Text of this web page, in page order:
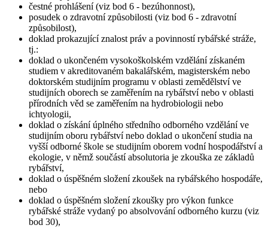
čestné prohlášení (viz bod 6 - bezúhonnost),
posudek o zdravotní způsobilosti (viz bod 6 - zdravotní
způsobilost),
doklad prokazující znalost práv a povinností rybářské stráže,
tj.:
doklad o ukončeném vysokoškolském vzdělání získaném
studiem v akreditovaném bakalářském, magisterském nebo
doktorském studijním programu v oblasti zemědělství ve
studijních oborech se zaměřením na rybářství nebo v oblasti
přírodních věd se zaměřením na hydrobiologii nebo
ichtyologii,
doklad o získání úplného středního odborného vzdělání ve
studijním oboru rybářství nebo doklad o ukončení studia na
vyšší odborné škole se studijním oborem vodní hospodářství a
ekologie, v němž součástí absolutoria je zkouška ze základů
rybářství,
doklad o úspěšném složení zkoušek na rybářského hospodáře,
nebo
doklad o úspěšném složení zkoušky pro výkon funkce
rybářské stráže vydaný po absolvování odborného kurzu (viz
bod 30),